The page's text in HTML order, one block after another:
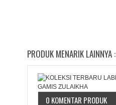
PRODUK MENARIK LAINNYA :
0 KOMENTAR PRODUK